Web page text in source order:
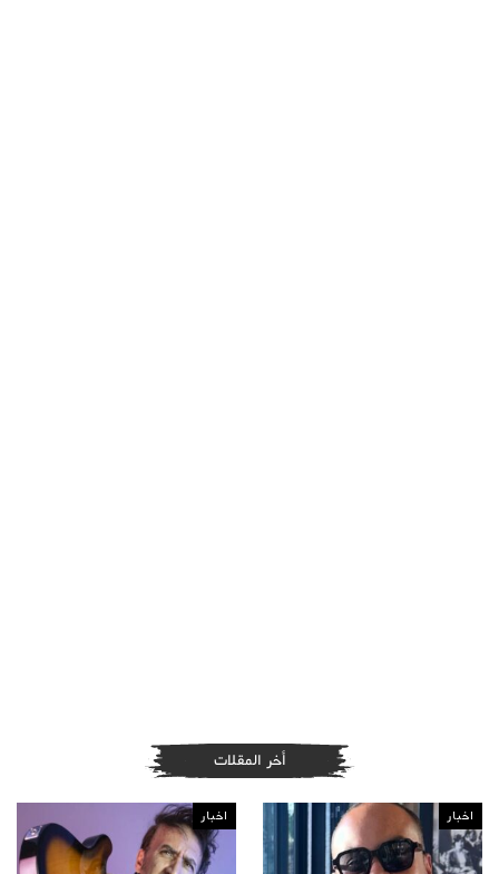
أخر المقلات
اخبار اخبار